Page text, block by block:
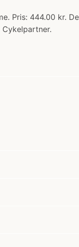
Pris: 444.00 kr.